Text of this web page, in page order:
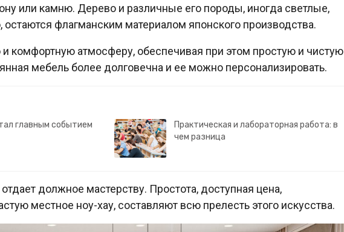
или камню. Дерево и различные его породы, иногда светлые,
флагманским материалом японского производства.
комфортную атмосферу, обеспечивая при этом простую и чистую
мебель более долговечна и ее можно персонализировать.
главным событием
Практическая и лабораторная работа: в
чем разница
должное мастерству. Простота, доступная цена,
местное ноу-хау, составляют всю прелесть этого искусства.